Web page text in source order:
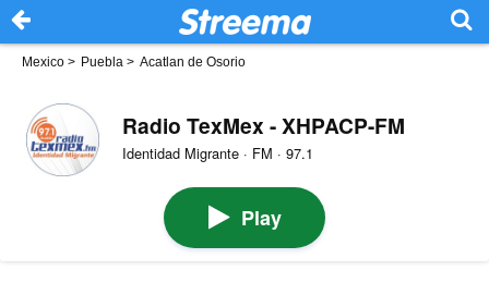
Mexico > Puebla > Acatlan de Osorio
Radio TexMex - XHPACP-FM
Identidad Migrante · FM · 97.1
Play